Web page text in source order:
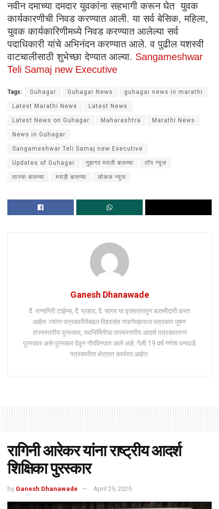
नवीन दमाच्या दमदार युवकांना सहभागी करून घेत युवक
कार्यकारणीची निवड करण्यात आली. या सर्व बेसिक, महिला,
युवक कार्यकारिणीमध्ये निवड करण्यात आलेल्या सर्व
पदाधिकारी यांचे अभिनंदन करण्यात आले. व पुढील यशस्वी
वाटचालीसाठी शुभेच्छा देण्यात आल्या. Sangameshwar
Teli Samaj new Executive
Tags: Guhagar Guhagar News guhagar news in marathi
Latest Marathi News Latest News
Latest News on Guhagar Maharashtra Marathi News
News in Guhagar
Sangameshwar Teli Samaj new Executive
Updates of Guhagar गुहागर मराठी बातम्या टॉप न्युज
ताज्या बातम्या मराठी बातम्या लोकल न्युज
Ganesh Dhanawade
दै. रत्नागिरी टाईम्स, दै. प्रहार, दै. सागर या वृत्तपत्रातून बातमीदारी करत
आहेत. त्यांना पत्रकारीतेबद्दल विश्र्वसंत गाडगेमहाराज पत्रकार भूषण
राज्यस्तरीय पुरस्कार, नवनिर्मितीचा राज्यस्तरीय आदर्श पत्रकाररत्न
पुरस्कार असे पुरस्कार देवून गौरविण्यात आले आहे. गेली 19 वर्ष गणेश धनावडे
पत्रकारीता क्षेत्रात कार्यरत आहेत.
रागिनी आरेकर यांना राष्ट्रीय आदर्श
शिक्षिका पुरस्कार
by Ganesh Dhanawade April 29, 2025